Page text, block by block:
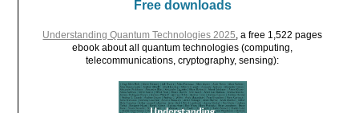
Free downloads
Understanding Quantum Technologies 2025 , a free 1,522 pages
ebook about all quantum technologies (computing,
telecommunications, cryptography, sensing):